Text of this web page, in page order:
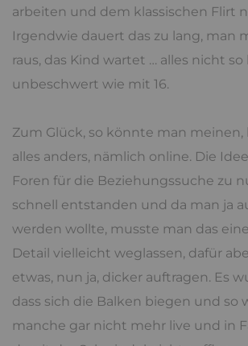
arbeiten und dem klassischen Flirt
Irgendwie dauert das zu lang, man
raus, das Kind wartet … alles nicht
unbeschwert wie mit 16.
Zum Glück, so könnte man meinen,
alles anders, nämlich online. Die
Foren für die Beziehungssuche zu
schnell entstanden und da man ja
werden wollte, musste man das
Detail vielleicht weglassen, dafür
etwas, nun ja, dicker auftragen. Es
dass sich die Balken biegen und so
manche gar nicht mehr live und in